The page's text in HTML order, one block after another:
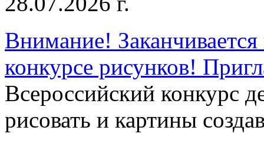
Внимание!
конкурсе рисунков!
Всероссийский конкурс
рисовать и картины